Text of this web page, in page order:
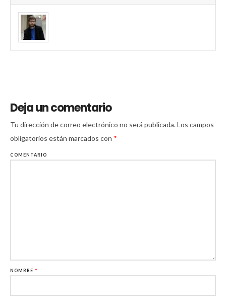
Deja un comentario
Tu dirección de correo electrónico no será publicada.Los campos
obligatorios están marcados con *
COMENTARIO
NOMBRE *